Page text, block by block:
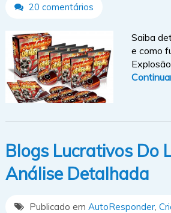
20 comentários
Saiba
e como
Blogs Lucrativos Do
Análise Detalhada
Publicado em AutoResponder,